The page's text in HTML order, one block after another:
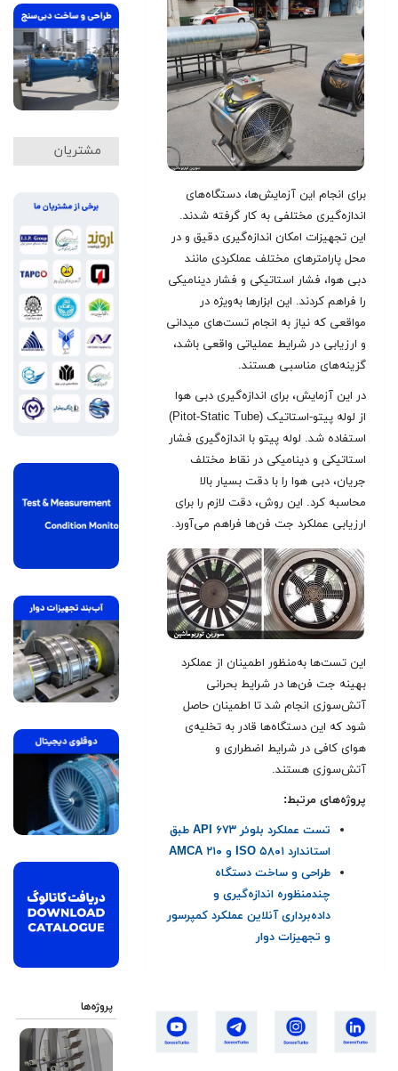
برای انجام این آزمایش‌ها، دستگاه‌های
اندازه‌گیری مختلفی به کار گرفته شدند.
این تجهیزات امکان اندازه‌گیری دقیق و در
محل پارامترهای مختلف عملکردی مانند
دبی هوا، فشار استاتیکی و فشار دینامیکی
را فراهم کردند. این ابزارها به‌ویژه در
مواقعی که نیاز به انجام تست‌های میدانی
و ارزیابی در شرایط عملیاتی واقعی باشد،
گزینه‌های مناسبی هستند.
در این آزمایش، برای اندازه‌گیری دبی هوا
از لوله پیتو-استاتیک (Pitot-Static Tube)
استفاده شد. لوله پیتو با اندازه‌گیری فشار
استاتیکی و دینامیکی در نقاط مختلف
جریان، دبی هوا را با دقت بسیار بالا
محاسبه کرد. این روش، دقت لازم را برای
ارزیابی عملکرد جت فن‌ها فراهم می‌آورد.
این تست‌ها به‌منظور اطمینان از عملکرد
بهینه جت فن‌ها در شرایط بحرانی
آتش‌سوزی انجام شد تا اطمینان حاصل
شود که این دستگاه‌ها قادر به تخلیه‌ی
هوای کافی در شرایط اضطراری و
آتش‌سوزی هستند.
پروژه‌های مرتبط:
تست عملکرد بلوئر API ۶۷۳ طبق
استاندارد ISO ۵۸۰۱ و AMCA ۲۱۰
طراحی و ساخت دستگاه
چندمنظوره اندازه‌گیری و
داده‌برداری آنلاین عملکرد کمپرسور
و تجهیزات دوار
مشتریان
پروژه‌ها